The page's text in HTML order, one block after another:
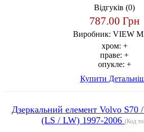
Відгуків (0)
787.00 Грн
Виробник: VIEW
хром: +
праве: +
опукле: +
Купити
Дзеркальний елемент Volvo S70
(LS / LW) 1997-2006 (Код